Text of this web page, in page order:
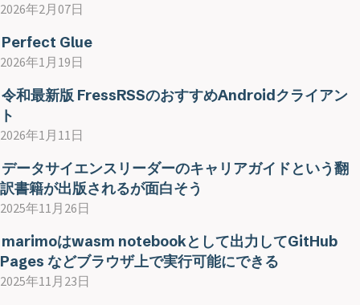
2026年2月07日
Perfect Glue
2026年1月19日
令和最新版 FressRSSのおすすめAndroidクライアン
ト
2026年1月11日
データサイエンスリーダーのキャリアガイドという翻
訳書籍が出版されるが面白そう
2025年11月26日
marimoはwasm notebookとして出力してGitHub
Pages などブラウザ上で実行可能にできる
2025年11月23日